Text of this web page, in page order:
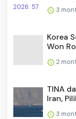
3
Korea
Won
2
TINA
Iran,
3